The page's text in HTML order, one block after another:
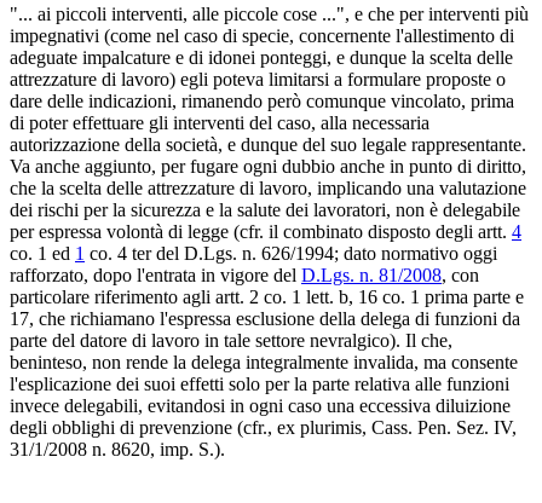
"... ai piccoli interventi, alle piccole cose ...", e che per interventi più
impegnativi (come nel caso di specie, concernente l'allestimento di
adeguate impalcature e di idonei ponteggi, e dunque la scelta delle
attrezzature di lavoro) egli poteva limitarsi a formulare proposte o
dare delle indicazioni, rimanendo però comunque vincolato, prima
di poter effettuare gli interventi del caso, alla necessaria
autorizzazione della società, e dunque del suo legale rappresentante.
Va anche aggiunto, per fugare ogni dubbio anche in punto di diritto,
che la scelta delle attrezzature di lavoro, implicando una valutazione
dei rischi per la sicurezza e la salute dei lavoratori, non è delegabile
per espressa volontà di legge (cfr. il combinato disposto degli artt. 4
co. 1 ed 1 co. 4 ter del D.Lgs. n. 626/1994; dato normativo oggi
rafforzato, dopo l'entrata in vigore del D.Lgs. n. 81/2008, con
particolare riferimento agli artt. 2 co. 1 lett. b, 16 co. 1 prima parte e
17, che richiamano l'espressa esclusione della delega di funzioni da
parte del datore di lavoro in tale settore nevralgico). Il che,
beninteso, non rende la delega integralmente invalida, ma consente
l'esplicazione dei suoi effetti solo per la parte relativa alle funzioni
invece delegabili, evitandosi in ogni caso una eccessiva diluizione
degli obblighi di prevenzione (cfr., ex plurimis, Cass. Pen. Sez. IV,
31/1/2008 n. 8620, imp. S.).